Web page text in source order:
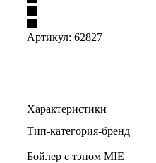
Артикул: 62827
Характеристики
Тип-категория-бренд
—
Бойлер с тэном MIE